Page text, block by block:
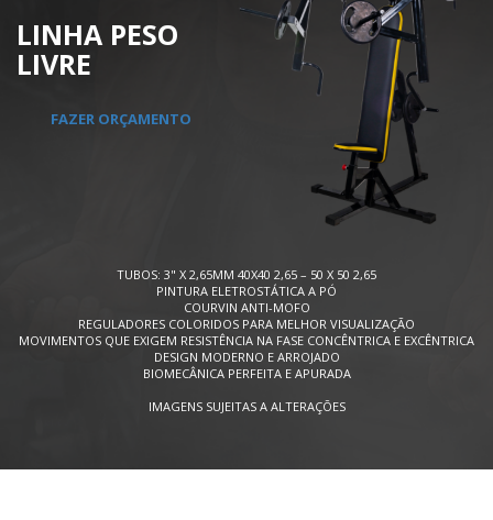
LINHA PESO
LIVRE
FAZER ORÇAMENTO
TUBOS: 3" X 2,65MM 40X40 2,65 – 50 X 50 2,65
PINTURA ELETROSTÁTICA A PÓ
COURVIN ANTI-MOFO
REGULADORES COLORIDOS PARA MELHOR VISUALIZAÇÃO
MOVIMENTOS QUE EXIGEM RESISTÊNCIA NA FASE CONCÊNTRICA E EXCÊNTRICA
DESIGN MODERNO E ARROJADO
BIOMECÂNICA PERFEITA E APURADA
IMAGENS SUJEITAS A ALTERAÇÕES